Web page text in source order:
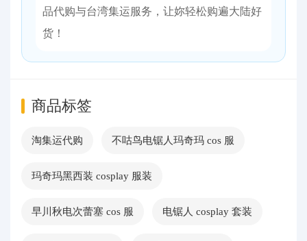
品代购与台湾集运服务，让妳轻松购遍大陆好
货！
商品标签
淘集运代购 不咕鸟电锯人玛奇玛 cos 服
玛奇玛黑西装 cosplay 服装
早川秋电次蕾塞 cos 服 电锯人 cosplay 套装